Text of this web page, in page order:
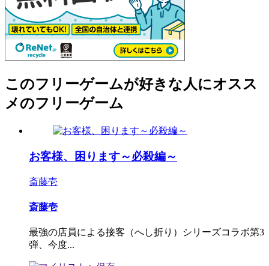
このフリーゲームが好きな人にオスス
メのフリーゲーム
お客様、困ります～必殺編～
斎藤壱
斎藤壱
最強の店員による接客（へし折り）シリーズコラボ第3
弾、今度...